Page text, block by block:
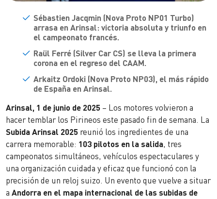
Sébastien Jacqmin (Nova Proto NP01 Turbo)
arrasa en Arinsal: victoria absoluta y triunfo en
el campeonato francés.
Raül Ferré (Silver Car CS) se lleva la primera
corona en el regreso del CAAM.
Arkaitz Ordoki (Nova Proto NP03), el más rápido
de España en Arinsal.
Arinsal, 1 de junio de 2025 – Los motores volvieron a
hacer temblar los Pirineos este pasado fin de semana. La
Subida Arinsal 2025 reunió los ingredientes de una
carrera memorable: 103 pilotos en la salida, tres
campeonatos simultáneos, vehículos espectaculares y
una organización cuidada y eficaz que funcionó con la
precisión de un reloj suizo. Un evento que vuelve a situar
a Andorra en el mapa internacional de las subidas de